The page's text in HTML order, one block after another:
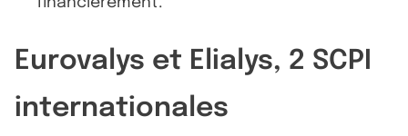
Eurovalys et Elialys, 2 SCPI
internationales